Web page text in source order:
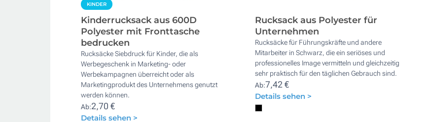
KINDER
Kinderrucksack aus 600D
Polyester mit Fronttasche
bedrucken
Rucksäcke Siebdruck für Kinder, die als
Werbegeschenk in Marketing- oder
Werbekampagnen überreicht oder als
Marketingprodukt des Unternehmens genutzt
werden können.
Ab:2,70 €
Details sehen >
Rucksack aus Polyester für
Unternehmen
Rucksäcke für Führungskräfte und andere
Mitarbeiter in Schwarz, die ein seriöses und
professionelles Image vermitteln und gleichzeitig
sehr praktisch für den täglichen Gebrauch sind.
Ab:7,42 €
Details sehen >